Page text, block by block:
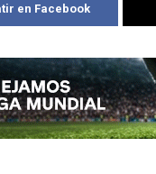
en Facebook